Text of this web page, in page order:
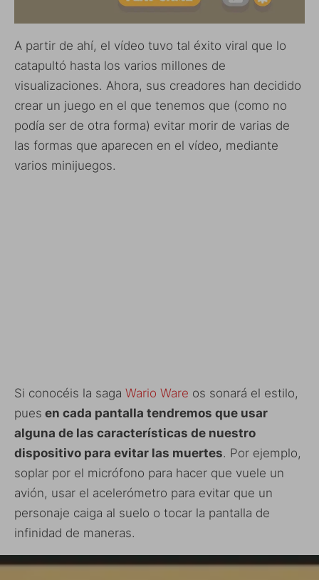
A partir de ahí, el vídeo tuvo tal éxito viral que lo
catapultó hasta los varios millones de
visualizaciones. Ahora, sus creadores han decidido
crear un juego en el que tenemos que (como no
podía ser de otra forma) evitar morir de varias de
las formas que aparecen en el vídeo, mediante
varios minijuegos.
Si conocéis la saga Wario Ware os sonará el estilo,
pues en cada pantalla tendremos que usar
alguna de las características de nuestro
dispositivo para evitar las muertes. Por ejemplo,
soplar por el micrófono para hacer que vuele un
avión, usar el acelerómetro para evitar que un
personaje caiga al suelo o tocar la pantalla de
infinidad de maneras.